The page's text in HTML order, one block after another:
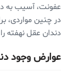
عفونت، آسیب به
در چنین مواردی،
دندان عقل نهفته
عوارض وجود